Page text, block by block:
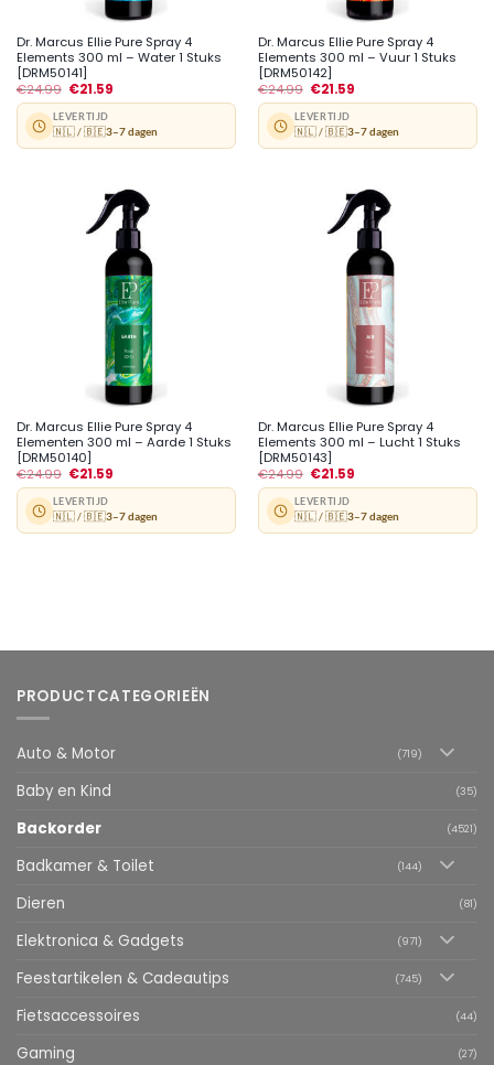
Dr. Marcus Ellie Pure Spray 4
Elements 300 ml – Water 1 Stuks
[DRM50141]
€24.99 €21.59
LEVERTIJD
🇳🇱 / 🇧🇪3–7 dagen
Dr. Marcus Ellie Pure Spray 4
Elements 300 ml – Vuur 1 Stuks
[DRM50142]
€24.99 €21.59
LEVERTIJD
🇳🇱 / 🇧🇪3–7 dagen
Dr. Marcus Ellie Pure Spray 4
Elementen 300 ml – Aarde 1 Stuks
[DRM50140]
€24.99 €21.59
LEVERTIJD
🇳🇱 / 🇧🇪3–7 dagen
Dr. Marcus Ellie Pure Spray 4
Elements 300 ml – Lucht 1 Stuks
[DRM50143]
€24.99 €21.59
LEVERTIJD
🇳🇱 / 🇧🇪3–7 dagen
PRODUCTCATEGORIEËN
Auto & Motor (719)
Baby en Kind (35)
Backorder (4521)
Badkamer & Toilet (144)
Dieren (81)
Elektronica & Gadgets (971)
Feestartikelen & Cadeautips (745)
Fietsaccessoires (44)
Gaming (27)